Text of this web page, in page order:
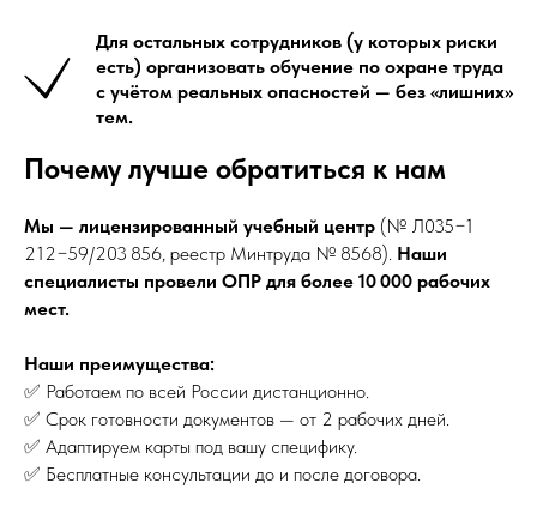
Для остальных сотрудников (у которых риски
есть) организовать обучение по охране труда
с учётом реальных опасностей — без «лишних»
тем.
Почему лучше обратиться к нам
Мы — лицензированный учебный центр (№ Л035−1
212−59/203 856, реестр Минтруда № 8568). Наши
специалисты провели ОПР для более 10 000 рабочих
мест.
Наши преимущества:
✅ Работаем по всей России дистанционно.
✅ Срок готовности документов — от 2 рабочих дней.
✅ Адаптируем карты под вашу специфику.
✅ Бесплатные консультации до и после договора.